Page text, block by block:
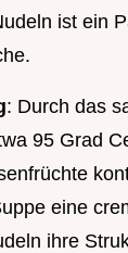
ist ein
: Durch das
95 Grad
eine
ihre